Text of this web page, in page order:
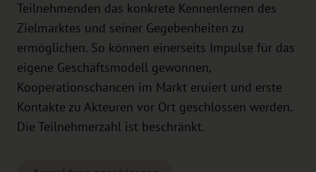
Teilnehmenden das konkrete Kennenlernen des
Zielmarktes und seiner Gegebenheiten zu
ermöglichen. So können einerseits Impulse für das
eigene Geschäftsmodell gewonnen,
Kooperationschancen im Markt eruiert und erste
Kontakte zu Akteuren vor Ort geschlossen werden.
Die Teilnehmerzahl ist beschränkt.